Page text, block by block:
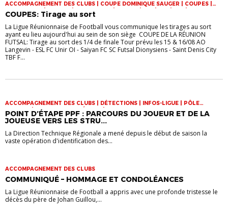
ACCOMPAGNEMENT DES CLUBS | COUPE DOMINIQUE SAUGER | COUPES |
FOOT LOISIR | FUTSAL | INFOS-LIGUE | JEUNES | U14 | U15 | U17 | VIE DES
CLUBS
COUPES: Tirage au sort
La Ligue Réunionnaise de Football vous communique les tirages au sort
ayant eu lieu aujourd'hui au sein de son siège COUPE DE LA RÉUNION
FUTSAL: Tirage au sort des 1/4 de finale Tour prévu les 15 & 16/08 AO
Langevin - ESL FC Unir OI - Saiyan FC SC Futsal Dionysiens - Saint Denis City
TBF F...
ACCOMPAGNEMENT DES CLUBS | DÉTECTIONS | INFOS-LIGUE | PÔLE
ESPOIRS | SPORT-ETUDE FÉMININ | VIE DES CLUBS
POINT D’ÉTAPE PPF : PARCOURS DU JOUEUR ET DE LA
JOUEUSE VERS LES STRU...
La Direction Technique Régionale a mené depuis le début de saison la
vaste opération d'identification des...
ACCOMPAGNEMENT DES CLUBS
COMMUNIQUÉ – HOMMAGE ET CONDOLÉANCES
La Ligue Réunionnaise de Football a appris avec une profonde tristesse le
décès du père de Johan Guillou,...